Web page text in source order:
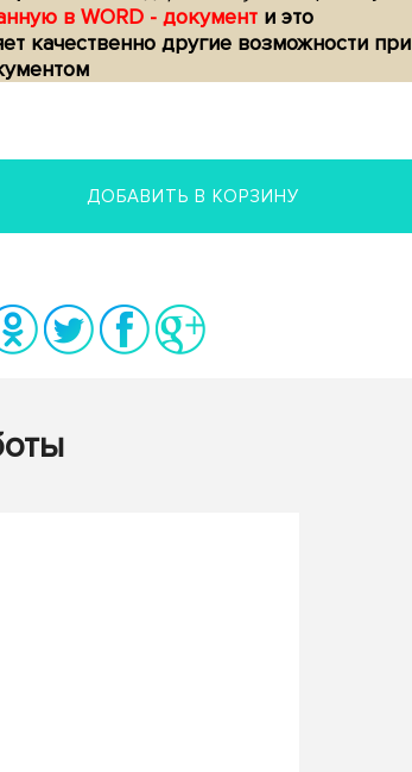
в WORD - документ и это
качественно другие возможности при
ДОБАВИТЬ В КОРЗИНУ